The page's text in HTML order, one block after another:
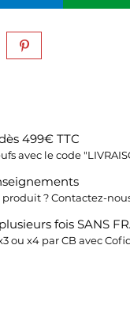
499€ TTC
avec le code
? Contactez-
fois SANS
ou x4 par CB avec